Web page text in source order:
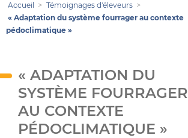
Accueil
Témoignages d'éleveurs
« Adaptation du système fourrager au contexte
pédoclimatique »
« ADAPTATION DU
SYSTÈME FOURRAGER
AU CONTEXTE
PÉDOCLIMATIQUE »